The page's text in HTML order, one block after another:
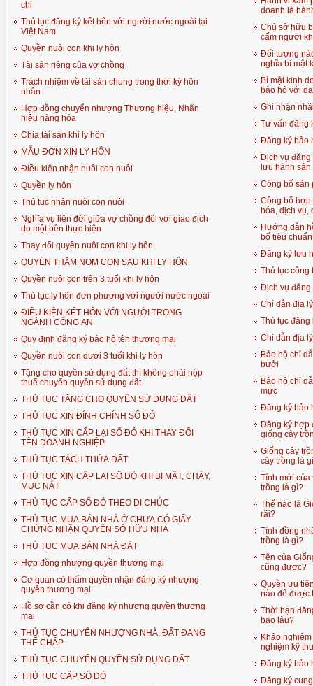
chỉ
Thủ tục đăng ký kết hôn với người nước ngoài tại
Việt Nam
Quyền nuôi con khi ly hôn
Tài sản riêng của vợ chồng
Trách nhiệm về tài sản chung trong thời kỳ hôn
nhân
Hợp đồng chuyển nhượng Thương hiệu, Nhãn
hiệu hàng hóa
Chia tài sản khi ly hôn
MẪU ĐƠN XIN LY HÔN
Điều kiện nhận nuôi con nuôi
Quyền ly hôn
Thủ tục nhận nuôi con nuôi
Nghĩa vụ liên đới giữa vợ chồng đối với giao địch
do một bên thực hiện
Thay đổi quyền nuôi con khi ly hôn
QUYỀN THĂM NOM CON SAU KHI LY HÔN
Quyền nuôi con trên 3 tuổi khi ly hôn
Thủ tục ly hôn đơn phương với người nước ngoài
ĐIỀU KIỆN KẾT HÔN VỚI NGƯỜI TRONG
NGÀNH CÔNG AN
Quy định đăng ký bảo hộ tên thương mại
Quyền nuôi con dưới 3 tuổi khi ly hôn
Tặng cho quyền sử dụng đất thì không phải nộp
thuế chuyển quyền sử dụng đất
THỦ TỤC TẶNG CHO QUYỀN SỬ DỤNG ĐẤT
THỦ TỤC XIN ĐÍNH CHÍNH SỔ ĐỎ
THỦ TỤC XIN CẤP LẠI SỔ ĐỎ KHI THAY ĐỔI
TÊN DOANH NGHIỆP
THỦ TỤC TÁCH THỬA ĐẤT
THỦ TỤC XIN CẤP LẠI SỔ ĐỎ KHI BỊ MẤT, CHÁY,
MỤC NÁT
THỦ TỤC CẤP SỔ ĐỎ THEO DI CHÚC
THỦ TỤC MUA BÁN NHÀ Ở CHƯA CÓ GIẤY
CHỨNG NHẬN QUYỀN SỞ HỮU NHÀ
THỦ TỤC MUA BÁN NHÀ ĐẤT
Hợp đồng nhượng quyền thương mại
Cơ quan có thẩm quyền nhận đăng ký nhượng
quyền thương mại
Hồ sơ cần có khi đăng ký nhượng quyền thương
mại
THỦ TỤC CHUYỂN NHƯỢNG NHÀ, ĐẤT ĐANG
THẾ CHẤP
THỦ TỤC CHUYỂN QUYỀN SỬ DỤNG ĐẤT
THỦ TỤC CẤP SỔ ĐỎ
doanh là
Chủ sở hữu
cấm người
Đối tượng
nghĩa bí mật
Bí mật kinh
bảo hộ với
Ghi nhận
Tư vấn đăng
Đăng ký bảo
Dịch vụ
lưu hành sản
Công bố sản
Công bố hợp
hóa, dịch vụ,
Hướng dẫn
bố tiêu
Đăng ký lưu
Thủ tục công
Dịch vụ
Chỉ dẫn địa
Thủ tục đăng
Chỉ dẫn địa
Bảo hộ chỉ
bưởi
Bảo hộ chỉ
mực
Đăng ký bảo
Đăng ký hợp
giống cây
Giống cây
cây trồng là
Tính mới của
trồng là gì?
Thế nào là
rãi?
Tính đồng
trồng là gì?
Tên của
cũng được?
Quyền ưu
nào để được
Thời hạn
bao lâu?
Khảo
nghiệm kỹ
Đăng ký bảo
Đăng ký